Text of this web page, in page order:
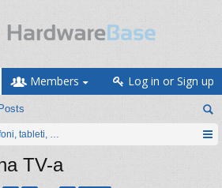
Members Log in or Sign up
tableti, satovi, IoT oprema
TV-a